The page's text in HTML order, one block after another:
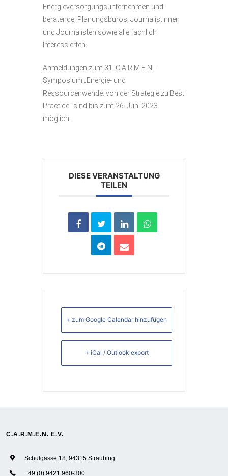
Energieversorgungsunternehmen und -
beratende, Planungsbüros, Journalistinnen
und Journalisten sowie alle fachlich
Interessierten.
Anmeldungen zum 31. C.A.R.M.E.N.-
Symposium „Energie- und
Ressourcenwende: von der Strategie zu Best
Practice“ sind bis zum 26. Juni 2023
möglich.
DIESE VERANSTALTUNG
TEILEN
+ zum Google Calendar hinzufügen
+ iCal / Outlook export
C.A.R.M.E.N. E.V.
Schulgasse 18, 94315 Straubing
+49 (0) 9421 960-300